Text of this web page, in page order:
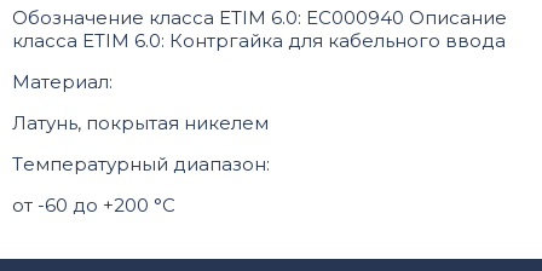
Обозначение класса ETIM 6.0: EC000940 Описание
класса ETIM 6.0: Контргайка для кабельного ввода
Материал:
Латунь, покрытая никелем
Tемпературный диапазон:
от -60 до +200 °C